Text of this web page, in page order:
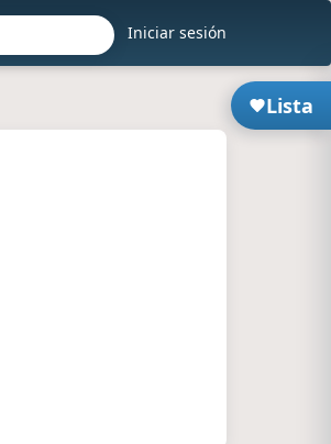
Iniciar sesión
Lista